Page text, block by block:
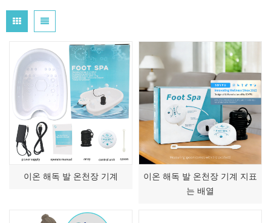
이온 해독 발 온천장 기계
이온 해독 발 온천장 기계 지표
는 배열